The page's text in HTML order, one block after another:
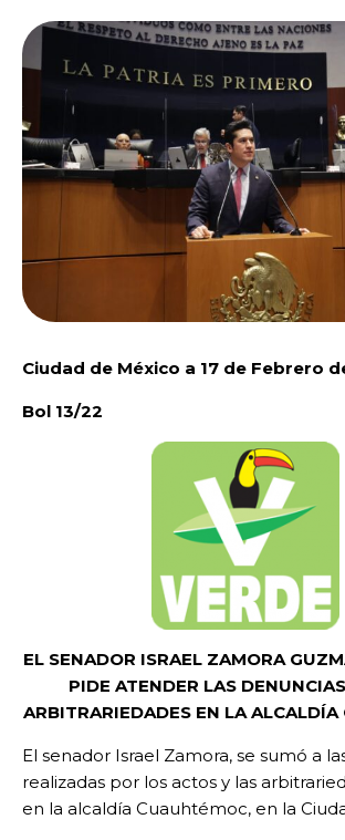
Ciudad de México a 17 de Febrero
Bol 13/22
EL SENADOR ISRAEL ZAMORA
PIDE ATENDER LAS
ARBITRARIEDADES EN LA
El senador Israel Zamora, se sumó a
realizadas por los actos y las
en la alcaldía Cuauhtémoc, en la